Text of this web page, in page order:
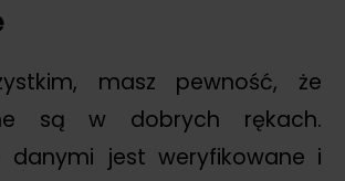
masz pewność, że
są w dobrych rękach.
danymi jest weryfikowane i